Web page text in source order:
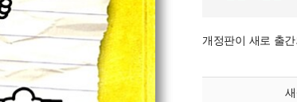
개정판이 새로 출